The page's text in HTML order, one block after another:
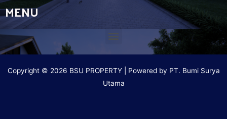
MENU
Copyright © 2026 BSU PROPERTY | Powered by PT. Bumi Surya
Utama